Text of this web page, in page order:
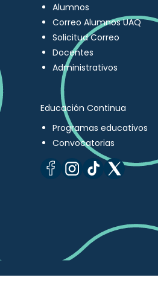
Alumnos
Correo Alumnos UAQ
Solicitud Correo
Docentes
Administrativos
Educación Continua
Programas educativos
Convocatorias